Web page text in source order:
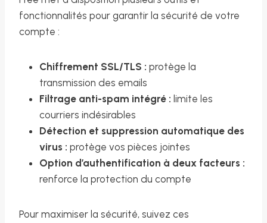
fonctionnalités pour garantir la sécurité de votre
compte :
Chiffrement SSL/TLS : protège la
transmission des emails
Filtrage anti-spam intégré : limite les
courriers indésirables
Détection et suppression automatique des
virus : protège vos pièces jointes
Option d’authentification à deux facteurs :
renforce la protection du compte
Pour maximiser la sécurité, suivez ces